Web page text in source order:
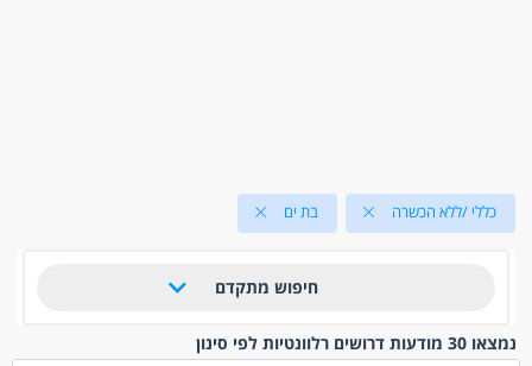
כללי /ללא הכשרה בת ים
חיפוש מתקדם
נמצאו 30 מודעות דרושים רלוונטיות לפי סינון